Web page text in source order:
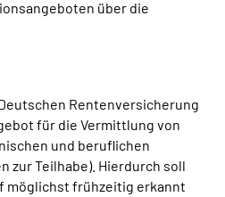
über die
Rentenversicherung
für die Vermittlung von
und beruflichen
zur Teilhabe). Hierdurch soll
möglichst frühzeitig erkannt